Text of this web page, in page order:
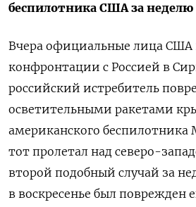
беспилотника США за неделю
Вчера официальные лица США
конфронтации с Россией в
российский истребитель
осветительными ракетами
американского беспилотника
тот пролетал над северо-
второй подобный случай за
в воскресенье был поврежден